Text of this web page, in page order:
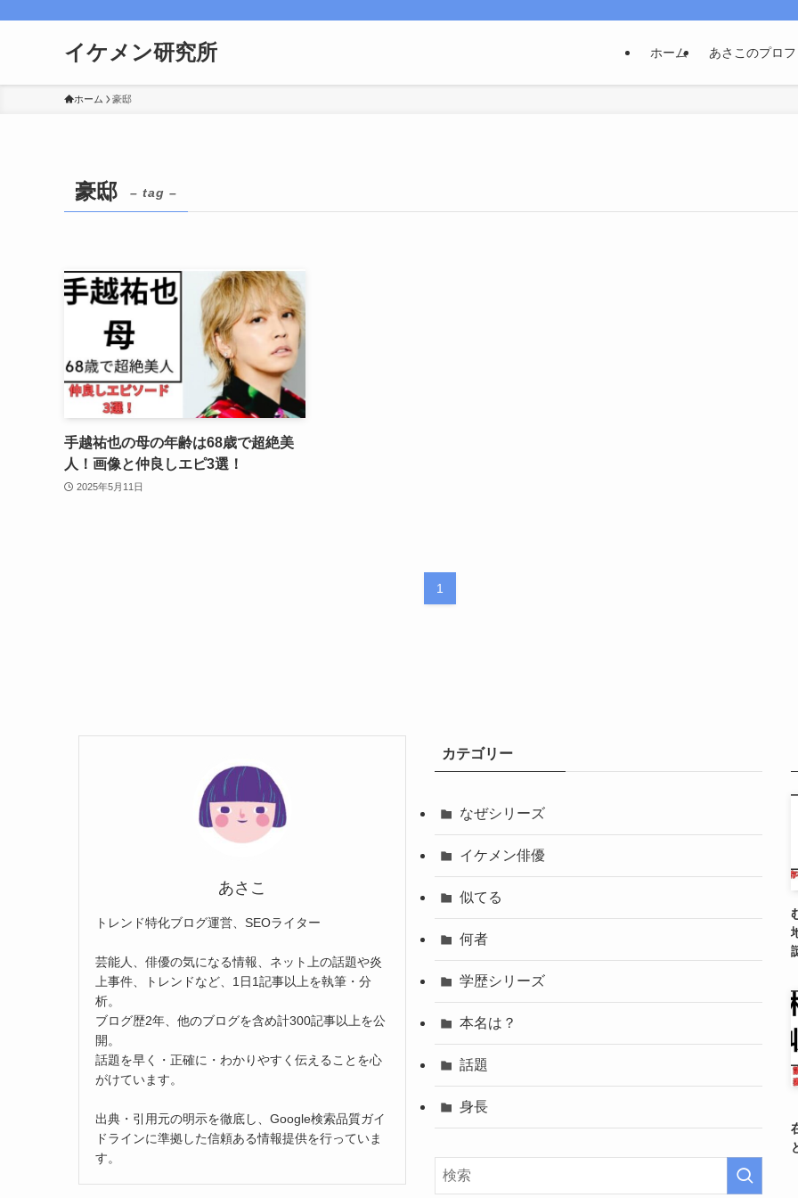
イケメン研究所 ホーム あさこのプロ
ホーム 豪邸
豪邸 – tag –
手越祐也の母の年齢は68歳で超絶美
人！画像と仲良しエピ3選！
2025年5月11日
1
あさこ
トレンド特化ブログ運営、SEOライター
芸能人、俳優の気になる情報、ネット上の話題や炎
上事件、トレンドなど、1日1記事以上を執筆・分
析。
ブログ歴2年、他のブログを含め計300記事以上を公
開。
話題を早く・正確に・わかりやすく伝えることを心
がけています。
出典・引用元の明示を徹底し、Google検索品質ガイ
ドラインに準拠した信頼ある情報提供を行っていま
す。
カテゴリー
なぜシリーズ
イケメン俳優
似てる
何者
学歴シリーズ
本名は？
話題
身長